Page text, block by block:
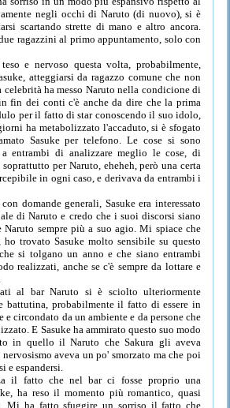
negli occhi di Naruto (di nuovo), si è
scartando strette di mano e altro ancora.
ragazzini al primo appuntamento, solo con
e nervoso questa volta, probabilmente,
atteggiarsi da ragazzo comune che non
celebrità ha messo Naruto nella condicione di
fin dei conti c'è anche da dire che la prima
per il fatto di star conoscendo il suo idolo,
ha metabolizzato l'accaduto, si è sfogato
Sasuke per telefono. Le cose si sono
entrambi di analizzare meglio le cose, di
per Naruto, eheheh, però una certa
in ogni caso, e derivava da entrambi i
domande generali, Sasuke era interessato
di Naruto e credo che i suoi discorsi siano
Naruto sempre più a suo agio. Mi spiace che
trovato Sasuke molto sensibile su questo
si tolgano un anno e che siano entrambi
realizzati, anche se c'è sempre da lottare e
al bar Naruto si è sciolto ulteriormente
battutina, probabilmente il fatto di essere in
circondato da un ambiente e da persone che
E Sasuke ha ammirato questo suo modo
in quello il Naruto che Sakura gli aveva
aveva un po' smorzato ma che poi
e espandersi.
il fatto che nel bar ci fosse proprio una
ha reso il momento più romantico, quasi
Mi ha fatto sfuggire un sorriso il fatto che